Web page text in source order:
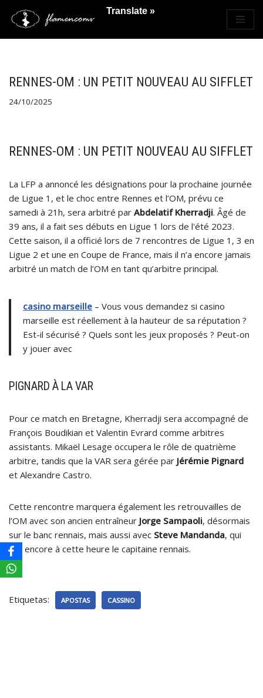
Saltar
RENNES-OM : UN PETIT NOUVEAU AU SIFFLET
24/10/2025
RENNES-OM : UN PETIT NOUVEAU AU SIFFLET
La LFP a annoncé les désignations pour la prochaine journée
de Ligue 1, et le choc entre Rennes et l’OM, prévu ce
samedi à 21h, sera arbitré par Abdelatif Kherradji. Âgé de
39 ans, il a fait ses débuts en Ligue 1 lors de l'été 2023.
Cette saison, il a officié lors de 7 rencontres de Ligue 1, 3 en
Ligue 2 et une en Coupe de France, mais il n’a encore jamais
arbitré un match de l’OM en tant qu’arbitre principal.
casino marseille – Vous vous demandez si casino
marseille est réellement à la hauteur de sa réputation ?
Est-il sécurisé ? Quels sont les jeux proposés ? Peut-on
y jouer avec
PIGNARD À LA VAR
Pour ce match en Bretagne, Kherradji sera accompagné de
François Boudikian et Valentin Evrard comme arbitres
assistants. Mikaël Lesage occupera le rôle de quatrième
arbitre, tandis que la VAR sera gérée par Jérémie Pignard
et Alexandre Castro.
Cette rencontre marquera également les retrouvailles de
l’OM avec son ancien entraîneur Jorge Sampaoli, désormais
sur le banc rennais, mais aussi avec Steve Mandanda, qui
est encore à cette heure le capitaine rennais.
Etiquetas: APOSTAS CASSINO
Translate »